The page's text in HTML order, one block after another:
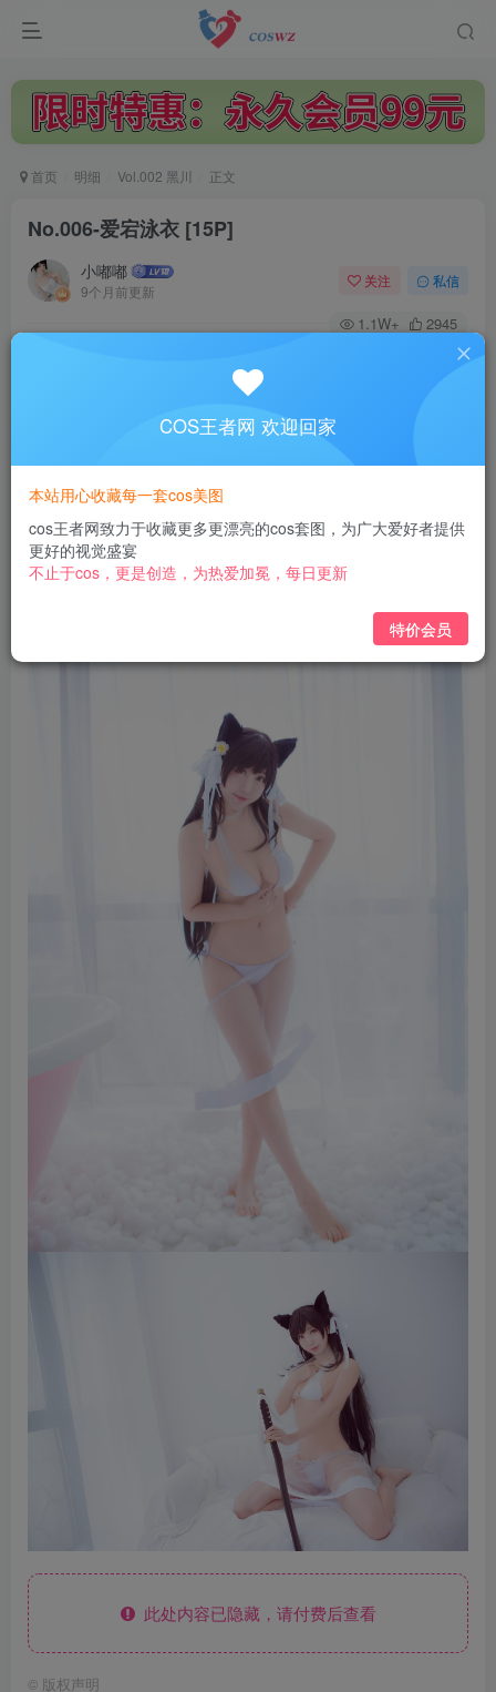
首页 明细 Vol.002 黑川 正文
No.006-爱宕泳衣 [15P]
小嘟嘟
9个月前更新
关注 私信
1.1W+ 2945
此内容为付费阅读，请付费后查看
3
黄金会员免费 钻石会员 免费
立即购买
此处内容已隐藏，请付费后查看
© 版权声明
COS王者网 欢迎回家
本站用心收藏每一套cos美图
cos王者网致力于收藏更多更漂亮的cos套图，为广大爱好者提供
更好的视觉盛宴
不止于cos，更是创造，为热爱加冕，每日更新
特价会员